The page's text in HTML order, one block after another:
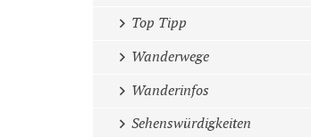
Top Tipp
Wanderwege
Wanderinfos
Sehenswürdigkeiten